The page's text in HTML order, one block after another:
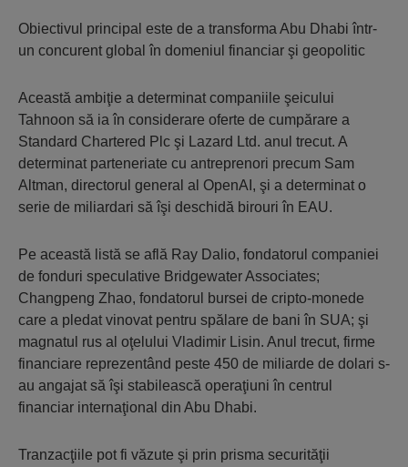
Obiectivul principal este de a transforma Abu Dhabi într-
un concurent global în domeniul financiar şi geopolitic
Această ambiţie a determinat companiile şeicului
Tahnoon să ia în considerare oferte de cumpărare a
Standard Chartered Plc şi Lazard Ltd. anul trecut. A
determinat parteneriate cu antreprenori precum Sam
Altman, directorul general al OpenAI, şi a determinat o
serie de miliardari să îşi deschidă birouri în EAU.
Pe această listă se află Ray Dalio, fondatorul companiei
de fonduri speculative Bridgewater Associates;
Changpeng Zhao, fondatorul bursei de cripto-monede
care a pledat vinovat pentru spălare de bani în SUA; şi
magnatul rus al oţelului Vladimir Lisin. Anul trecut, firme
financiare reprezentând peste 450 de miliarde de dolari s-
au angajat să îşi stabilească operaţiuni în centrul
financiar internaţional din Abu Dhabi.
Tranzacţiile pot fi văzute şi prin prisma securităţii